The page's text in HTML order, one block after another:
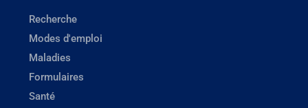
Recherche
Modes d'emploi
Maladies
Formulaires
Santé